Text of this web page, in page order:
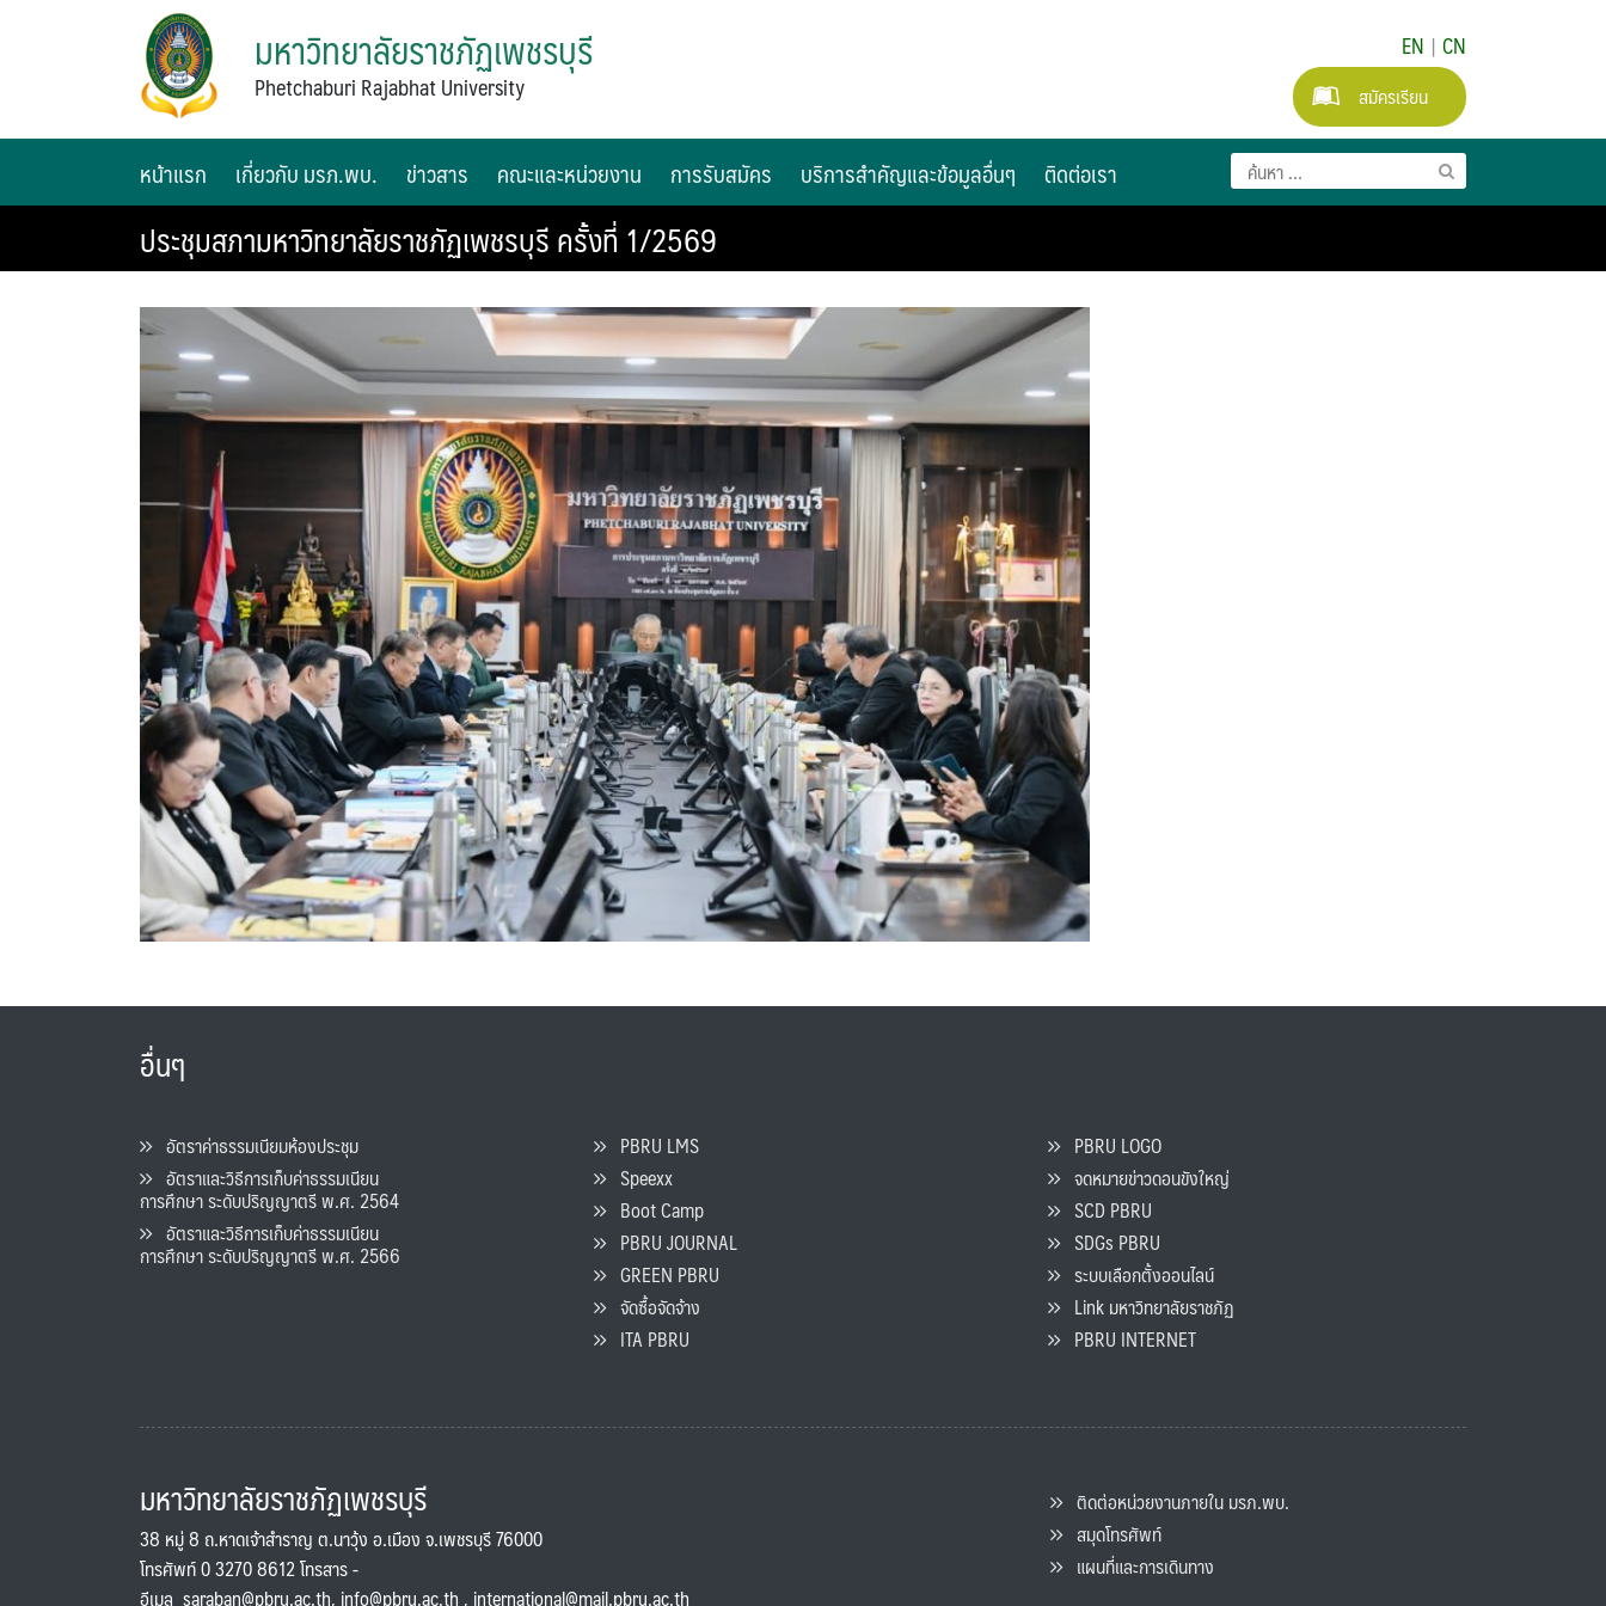
มหาวิทยาลัยราชภัฏเพชรบุรี
Phetchaburi Rajabhat University
EN | CN
สมัครเรียน
หน้าแรก เกี่ยวกับ มรภ.พบ. ข่าวสาร คณะและหน่วยงาน การรับสมัคร บริการสำคัญและข้อมูลอื่นๆ ติดต่อเรา
ประชุมสภามหาวิทยาลัยราชภัฏเพชรบุรี ครั้งที่ 1/2569
อื่นๆ
อัตราค่าธรรมเนียมห้องประชุม
อัตราและวิธีการเก็บค่าธรรมเนียน
การศึกษา ระดับปริญญาตรี พ.ศ. 2564
อัตราและวิธีการเก็บค่าธรรมเนียน
การศึกษา ระดับปริญญาตรี พ.ศ. 2566
PBRU LMS
Speexx
Boot Camp
PBRU JOURNAL
GREEN PBRU
จัดซื้อจัดจ้าง
ITA PBRU
PBRU LOGO
จดหมายข่าวดอนขังใหญ่
SCD PBRU
SDGs PBRU
ระบบเลือกตั้งออนไลน์
Link มหาวิทยาลัยราชภัฏ
PBRU INTERNET
มหาวิทยาลัยราชภัฏเพชรบุรี
38 หมู่ 8 ถ.หาดเจ้าสำราญ ต.นาวุ้ง อ.เมือง จ.เพชรบุรี 76000
โทรศัพท์ 0 3270 8612 โทรสาร -
อีเมล saraban@pbru.ac.th, info@pbru.ac.th , international@mail.pbru.ac.th
ติดต่อหน่วยงานภายใน มรภ.พบ.
สมุดโทรศัพท์
แผนที่และการเดินทาง